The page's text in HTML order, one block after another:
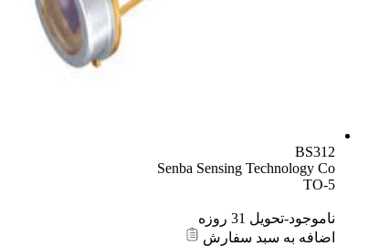
BS312
Senba Sensing Technology Co
TO-5
ناموجود-تحویل 31 روزه
اضافه به سبد سفارش